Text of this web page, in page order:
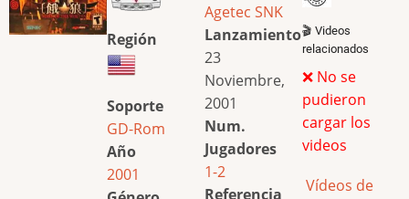
Región
Soporte
GD-Rom
Año
2001
Agetec SNK
Lanzamiento
23
Noviembre,
2001
Num.
Jugadores
1-2
Referencia
🎬 Videos
relacionados
❌ No se
pudieron
cargar los
videos
Vídeos de